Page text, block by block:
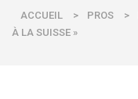
ACCUEIL > PROS >
À LA SUISSE »